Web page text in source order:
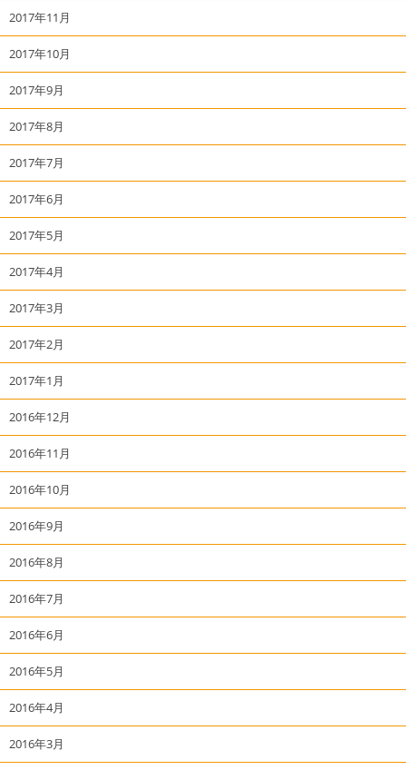
2017年11月
2017年10月
2017年9月
2017年8月
2017年7月
2017年6月
2017年5月
2017年4月
2017年3月
2017年2月
2017年1月
2016年12月
2016年11月
2016年10月
2016年9月
2016年8月
2016年7月
2016年6月
2016年5月
2016年4月
2016年3月